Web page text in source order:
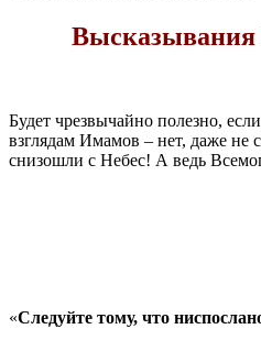
Высказывания
Будет чрезвычайно полезно,
взглядам Имамов – нет, даже не
снизошли с Небес! А ведь
«Следуйте тому, что